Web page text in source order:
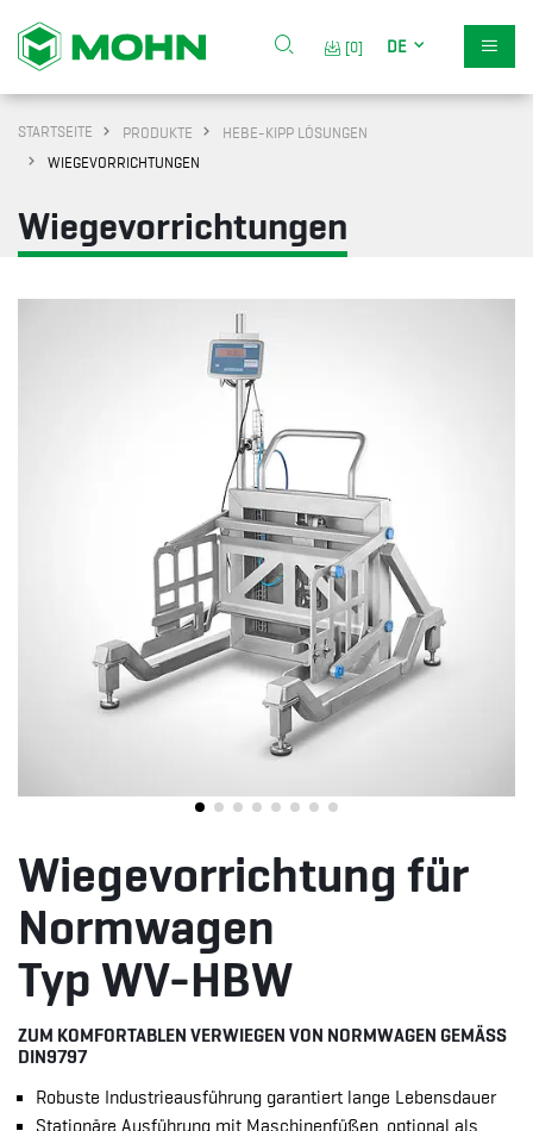
[0] DE
STARTSEITE PRODUKTE
HEBE-KIPP LÖSUNGEN
WIEGEVORRICHTUNGEN
Wiegevorrichtungen
Wiegevorrichtung für
Normwagen
Typ WV-HBW
ZUM KOMFORTABLEN VERWIEGEN VON NORMWAGEN GEMÄSS D
IN9797
Robuste Industrieausführung garantiert lange Lebensdauer
Stationäre Ausführung mit Maschinenfüßen, optional als